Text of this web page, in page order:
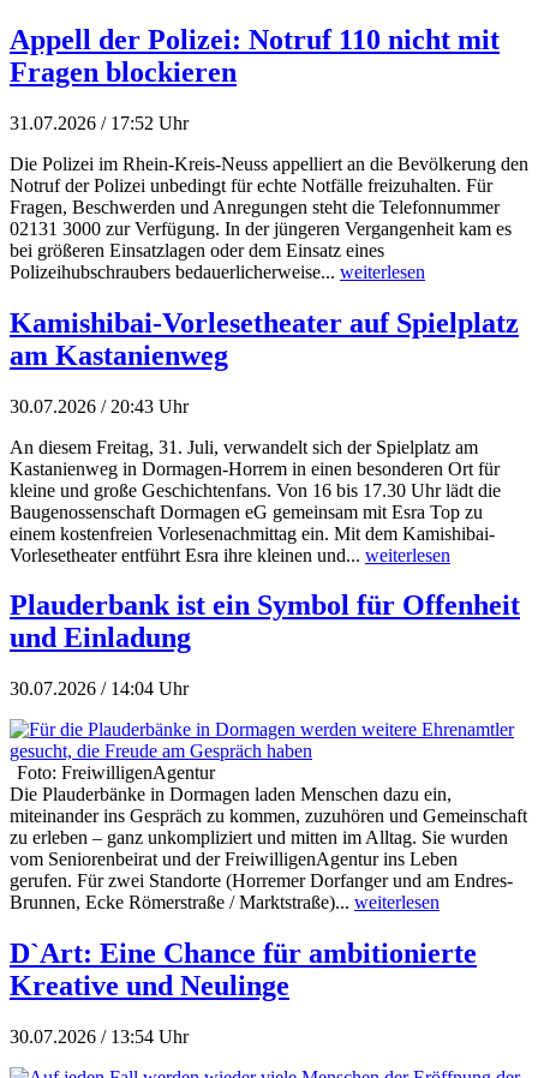
Appell der Polizei: Notruf 110 nicht mit
Fragen blockieren
31.07.2026 / 17:52 Uhr
Die Polizei im Rhein-Kreis-Neuss appelliert an die Bevölkerung den
Notruf der Polizei unbedingt für echte Notfälle freizuhalten. Für
Fragen, Beschwerden und Anregungen steht die Telefonnummer
02131 3000 zur Verfügung. In der jüngeren Vergangenheit kam es
bei größeren Einsatzlagen oder dem Einsatz eines
Polizeihubschraubers bedauerlicherweise... weiterlesen
Kamishibai-Vorlesetheater auf Spielplatz
am Kastanienweg
30.07.2026 / 20:43 Uhr
An diesem Freitag, 31. Juli, verwandelt sich der Spielplatz am
Kastanienweg in Dormagen-Horrem in einen besonderen Ort für
kleine und große Geschichtenfans. Von 16 bis 17.30 Uhr lädt die
Baugenossenschaft Dormagen eG gemeinsam mit Esra Top zu
einem kostenfreien Vorlesenachmittag ein. Mit dem Kamishibai-
Vorlesetheater entführt Esra ihre kleinen und... weiterlesen
Plauderbank ist ein Symbol für Offenheit
und Einladung
30.07.2026 / 14:04 Uhr
Foto: FreiwilligenAgentur
Die Plauderbänke in Dormagen laden Menschen dazu ein,
miteinander ins Gespräch zu kommen, zuzuhören und Gemeinschaft
zu erleben – ganz unkompliziert und mitten im Alltag. Sie wurden
vom Seniorenbeirat und der FreiwilligenAgentur ins Leben
gerufen. Für zwei Standorte (Horremer Dorfanger und am Endres-
Brunnen, Ecke Römerstraße / Marktstraße)... weiterlesen
D`Art: Eine Chance für ambitionierte
Kreative und Neulinge
30.07.2026 / 13:54 Uhr